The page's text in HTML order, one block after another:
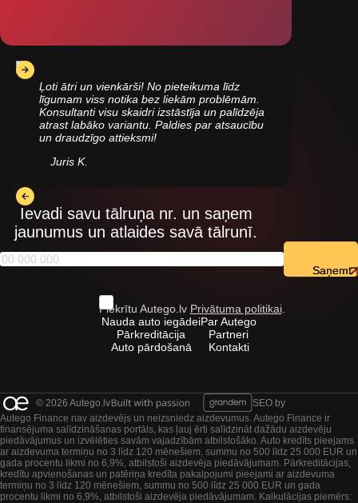
Ļoti ātri un vienkārši! No pieteikuma līdz
līgumam viss notika bez liekām problēmām.
Konsultanti visu skaidri izstāstīja un palīdzēja
atrast labāko variantu. Paldies par atsaucību
un draudzīgo attieksmi!
Juris K.
Ievadi savu tālruņa nr. un saņem
jaunumus un atlaides savā tālrunī.
Piekrītu Autego.lv Privātuma politikai.
Nauda auto iegādei
Pārkreditācija
Auto pārdošanā
Par Autego
Partneri
Kontakti
© 2026 Autego.lv
SEO by
Autego Finance nav aizdevējs un neizsniedz aizdevumus. Autego Finance ir
finansējuma salīdzināšanas portāls, kas ļauj ērti salīdzināt dažādu aizdevēju
piedāvājumus un izvēlēties savām vajadzībām atbilstošāko. Auto kredīts pieejams
ar aizdevuma termiņu no 3 līdz 120 mēnešiem, summu no 500 līdz 25 000 EUR un
gada procentu likmi no 6,9%, atbilstoši aizdevēja piedāvājumam. Pārkreditācijas,
kredītu apvienošanas un patēriņa kredīta pakalpojumi pieejami ar aizdevuma
termiņu no 3 līdz 120 mēnešiem, summu no 500 līdz 25 000 EUR un gada
procentu likmi no 6,9%, atbilstoši aizdevēja piedāvājumam. Kalkulācijas piemērs: